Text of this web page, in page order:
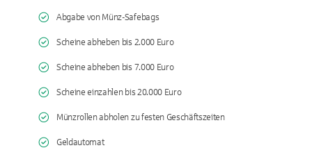
Abgabe von Münz-Safebags
Scheine abheben bis 2.000 Euro
Scheine abheben bis 7.000 Euro
Scheine einzahlen bis 20.000 Euro
Münzrollen abholen zu festen Geschäftszeiten
Geldautomat